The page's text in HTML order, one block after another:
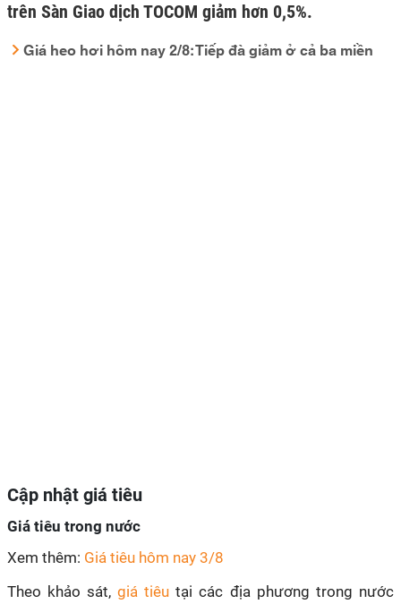
trên Sàn Giao dịch TOCOM giảm hơn 0,5%.
Giá heo hơi hôm nay 2/8: Tiếp đà giảm ở cả ba miền
Cập nhật giá tiêu
Giá tiêu trong nước
Xem thêm: Giá tiêu hôm nay 3/8
Theo khảo sát, giá tiêu tại các địa phương trong nước